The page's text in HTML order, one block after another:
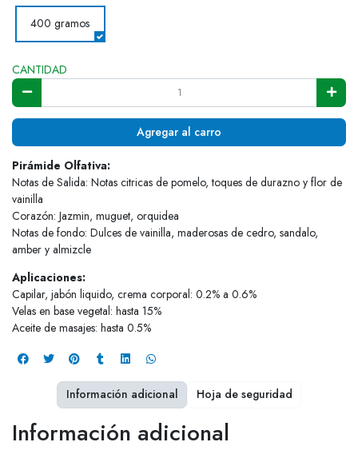
400 gramos
CANTIDAD
Agregar al carro
Pirámide Olfativa:
Notas de Salida: Notas citricas de pomelo, toques de durazno y flor de
vainilla
Corazón: Jazmin, muguet, orquidea
Notas de fondo: Dulces de vainilla, maderosas de cedro, sandalo,
amber y almizcle
Aplicaciones:
Capilar, jabón liquido, crema corporal: 0.2% a 0.6%
Velas en base vegetal: hasta 15%
Aceite de masajes: hasta 0.5%
Información adicional
Información adicional Hoja de seguridad